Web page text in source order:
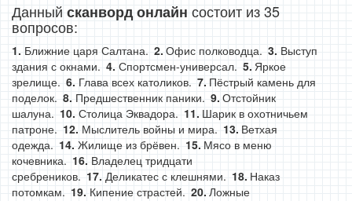
Данный сканворд онлайн состоит из 35
вопросов:
Ближние царя Салтана. Офис полководца.
Выступ
здания с окнами.
Спортсмен-универсал.
Яркое
зрелище.
Глава всех католиков.
Пёстрый камень для
поделок.
Предшественник паники.
Отстойник
шалуна.
Столица Эквадора.
Шарик в охотничьем
патроне.
Мыслитель войны и мира.
Ветхая
одежда.
Жилище из брёвен.
Мясо в меню
кочевника.
Владелец тридцати
сребреников.
Деликатес с клешнями.
Наказ
потомкам.
Кипение страстей.
Ложные